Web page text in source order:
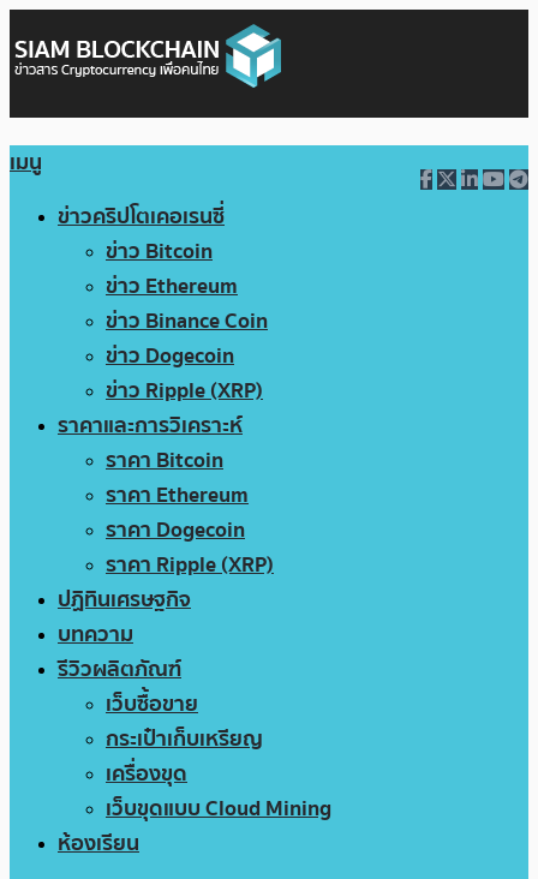
เมนู
ข่าวคริปโตเคอเรนซี่
ข่าว Bitcoin
ข่าว Ethereum
ข่าว Binance Coin
ข่าว Dogecoin
ข่าว Ripple (XRP)
ราคาและการวิเคราะห์
ราคา Bitcoin
ราคา Ethereum
ราคา Dogecoin
ราคา Ripple (XRP)
ปฏิทินเศรษฐกิจ
บทความ
รีวิวผลิตภัณฑ์
เว็บซื้อขาย
กระเป๋าเก็บเหรียญ
เครื่องขุด
เว็บขุดแบบ Cloud Mining
ห้องเรียน